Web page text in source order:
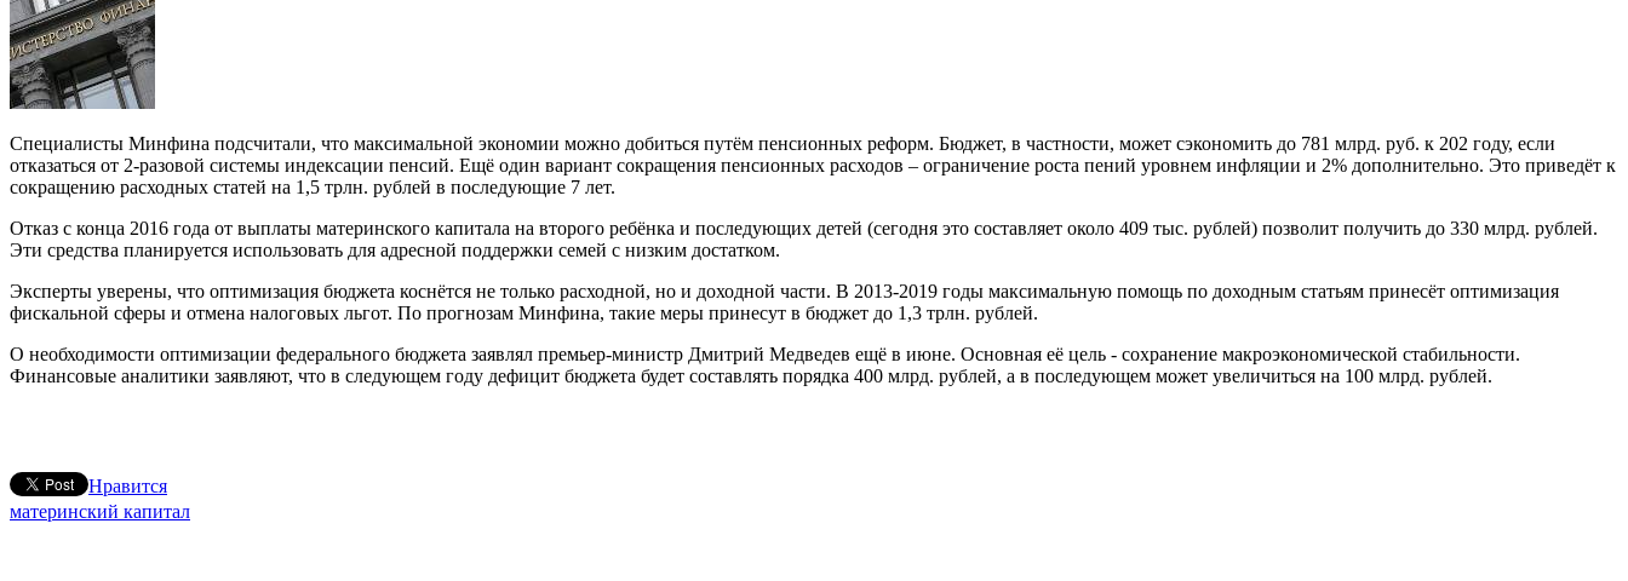
Специалисты Минфина подсчитали, что максимальной экономии можно добиться путём пенсионных реформ. Бюджет, в частности, может сэкономить до 781 млрд. руб. к 202 году, если
отказаться от 2-разовой системы индексации пенсий. Ещё один вариант сокращения пенсионных расходов – ограничение роста пений уровнем инфляции и 2% дополнительно. Это приведёт к
сокращению расходных статей на 1,5 трлн. рублей в последующие 7 лет.
Отказ с конца 2016 года от выплаты материнского капитала на второго ребёнка и последующих детей (сегодня это составляет около 409 тыс. рублей) позволит получить до 330 млрд. рублей.
Эти средства планируется использовать для адресной поддержки семей с низким достатком.
Эксперты уверены, что оптимизация бюджета коснётся не только расходной, но и доходной части. В 2013-2019 годы максимальную помощь по доходным статьям принесёт оптимизация
фискальной сферы и отмена налоговых льгот. По прогнозам Минфина, такие меры принесут в бюджет до 1,3 трлн. рублей.
О необходимости оптимизации федерального бюджета заявлял премьер-министр Дмитрий Медведев ещё в июне. Основная её цель - сохранение макроэкономической стабильности.
Финансовые аналитики заявляют, что в следующем году дефицит бюджета будет составлять порядка 400 млрд. рублей, а в последующем может увеличиться на 100 млрд. рублей.
Нравится
материнский капитал